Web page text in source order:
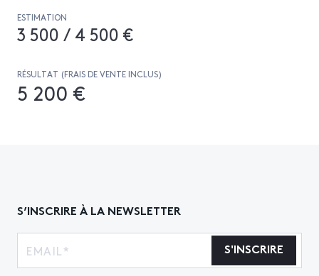
ESTIMATION
3 500 / 4 500 €
RÉSULTAT (FRAIS DE VENTE INCLUS)
5 200 €
S’INSCRIRE À LA NEWSLETTER
S'INSCRIRE